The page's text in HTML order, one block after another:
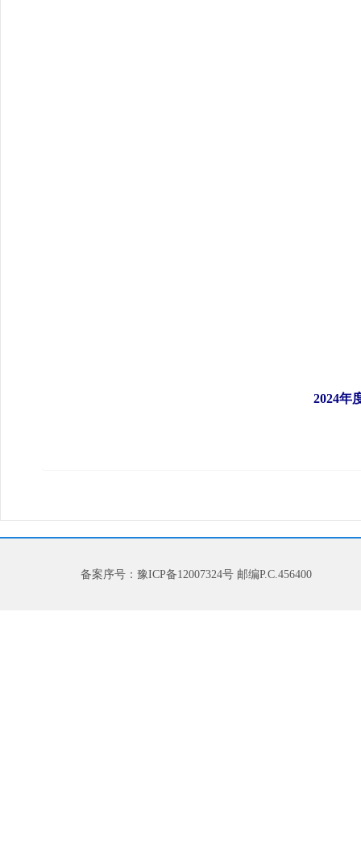
2024年
备案序号：豫ICP备12007324号 邮编P.C.456400